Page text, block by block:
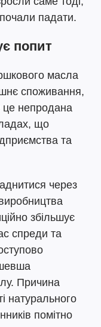
падати.
попит
масла
споживання,
це непродана
що
та
через
збільшує
спреди та
Причина
натурального
помітно